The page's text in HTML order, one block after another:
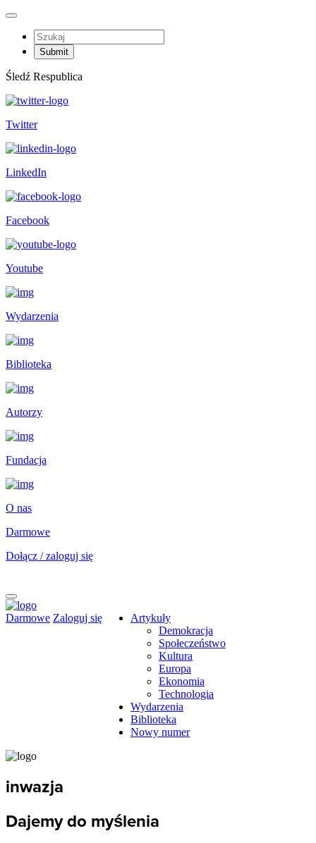
Śledź Respublica
Twitter
LinkedIn
Facebook
Youtube
Wydarzenia
Biblioteka
Autorzy
Fundacja
O nas
Darmowe
Dołącz / zaloguj się
Darmowe Zaloguj się
Artykuły
Demokracja
Społeczeństwo
Kultura
Europa
Ekonomia
Technologia
Wydarzenia
Biblioteka
Nowy numer
inwazja
Dajemy do myślenia